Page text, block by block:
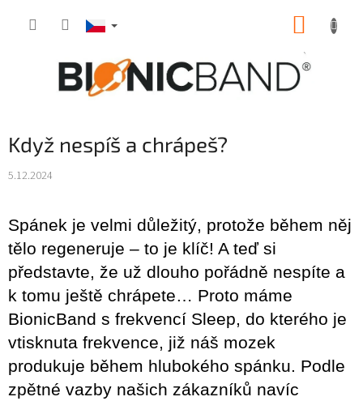
Když nespíš a chrápeš?
5.12.2024
Spánek je velmi důležitý, protože během něj
tělo regeneruje – to je klíč! A teď si
představte, že už dlouho pořádně nespíte a
k tomu ještě chrápete… Proto máme
BionicBand s frekvencí Sleep, do kterého je
vtisknuta frekvence, již náš mozek
produkuje během hlubokého spánku. Podle
zpětné vazby našich zákazníků navíc